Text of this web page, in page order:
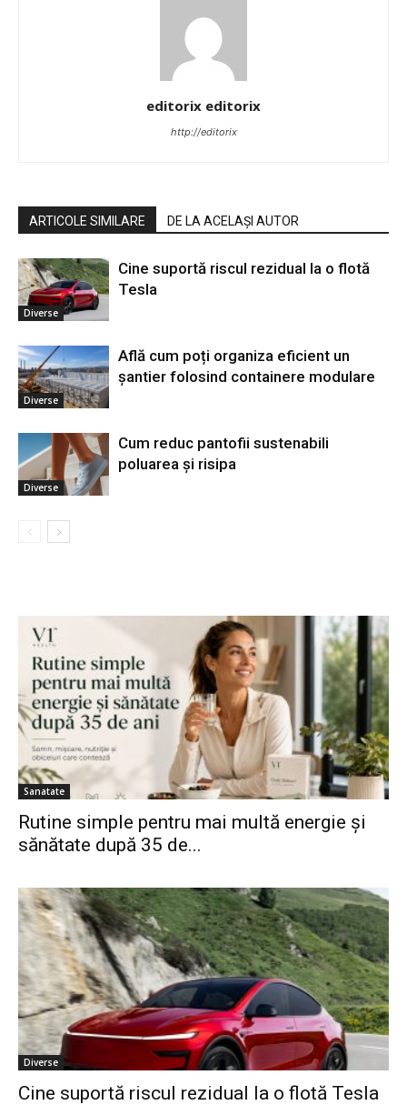
editorix editorix
http://editorix
ARTICOLE SIMILARE DE LA ACELAȘI AUTOR
Diverse
Cine suportă riscul rezidual la o flotă
Tesla
Diverse
Află cum poți organiza eficient un
șantier folosind containere modulare
Diverse
Cum reduc pantofii sustenabili
poluarea și risipa
Sanatate
Rutine simple pentru mai multă energie și
sănătate după 35 de...
Diverse
Cine suportă riscul rezidual la o flotă Tesla